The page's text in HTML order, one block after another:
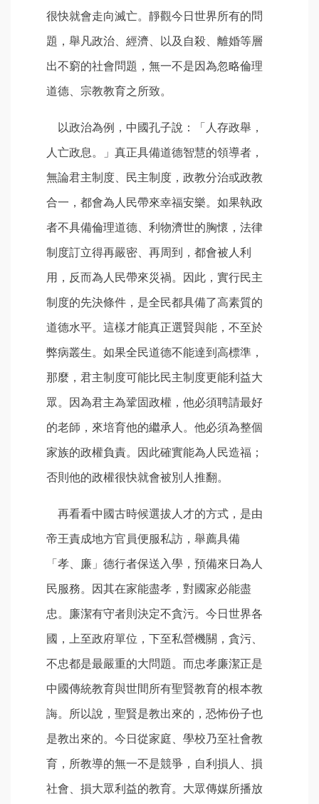
很快就會走向滅亡。靜觀今日世界所有的問
題，舉凡政治、經濟、以及自殺、離婚等層
出不窮的社會問題，無一不是因為忽略倫理
道德、宗教教育之所致。
以政治為例，中國孔子說：「人存政舉，
人亡政息。」真正具備道德智慧的領導者，
無論君主制度、民主制度，政教分治或政教
合一，都會為人民帶來幸福安樂。如果執政
者不具備倫理道德、利物濟世的胸懷，法律
制度訂立得再嚴密、再周到，都會被人利
用，反而為人民帶來災禍。因此，實行民主
制度的先決條件，是全民都具備了高素質的
道德水平。這樣才能真正選賢與能，不至於
弊病叢生。如果全民道德不能達到高標準，
那麼，君主制度可能比民主制度更能利益大
眾。因為君主為鞏固政權，他必須聘請最好
的老師，來培育他的繼承人。他必須為整個
家族的政權負責。因此確實能為人民造福；
否則他的政權很快就會被別人推翻。
再看看中國古時候選拔人才的方式，是由
帝王責成地方官員便服私訪，舉薦具備
「孝、廉」德行者保送入學，預備來日為人
民服務。因其在家能盡孝，對國家必能盡
忠。廉潔有守者則決定不貪污。今日世界各
國，上至政府單位，下至私營機關，貪污、
不忠都是最嚴重的大問題。而忠孝廉潔正是
中國傳統教育與世間所有聖賢教育的根本教
誨。所以說，聖賢是教出來的，恐怖份子也
是教出來的。今日從家庭、學校乃至社會教
育，所教導的無一不是競爭，自利損人、損
社會、損大眾利益的教育。大眾傳媒所播放